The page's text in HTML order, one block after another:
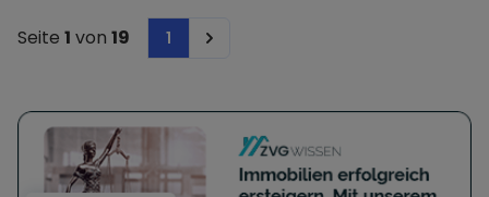
und Verkaufs von alkoholischen und
nichtalkoholischen Getränken
Seite 1 von 19 1 Next